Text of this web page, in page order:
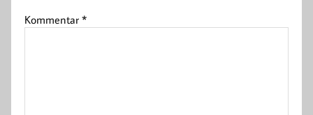
Kommentar*